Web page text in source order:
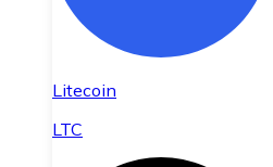
Litecoin
LTC